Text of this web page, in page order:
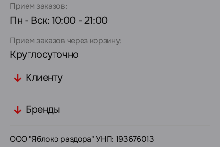
Прием заказов:
Пн - Вск: 10:00 - 21:00
Прием заказов через корзину:
Круглосуточно
Клиенту
Бренды
ООО "Яблоко раздора" УНП: 193676013